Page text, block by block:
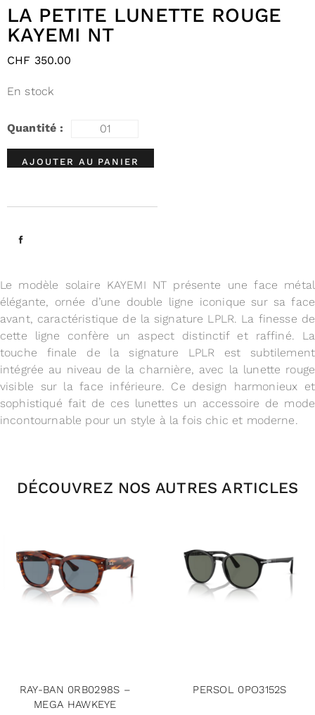
LA PETITE LUNETTE ROUGE
KAYEMI NT
CHF 350.00
En stock
AJOUTER AU PANIER
Le modèle solaire KAYEMI NT présente une face métal
élégante, ornée d’une double ligne iconique sur sa face
avant, caractéristique de la signature LPLR. La finesse de
cette ligne confère un aspect distinctif et raffiné. La
touche finale de la signature LPLR est subtilement
intégrée au niveau de la charnière, avec la lunette rouge
visible sur la face inférieure. Ce design harmonieux et
sophistiqué fait de ces lunettes un accessoire de mode
incontournable pour un style à la fois chic et moderne.
DÉCOUVREZ NOS AUTRES ARTICLES
RAY-BAN 0RB0298S –
MEGA HAWKEYE
PERSOL 0PO3152S